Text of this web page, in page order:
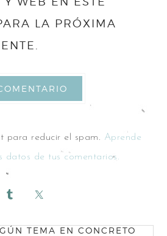
LA PRÓXIMA
para reducir el spam. Aprende
datos de tus comentarios.
TEMA EN CONCRETO